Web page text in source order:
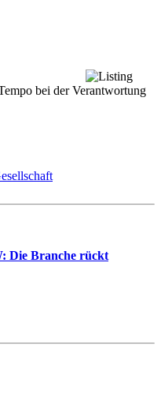
bei der Verantwortung
Die Branche rückt